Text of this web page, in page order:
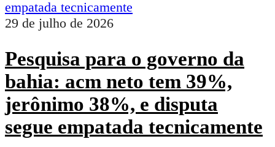
29 de julho de 2026
Pesquisa para o governo da
bahia: acm neto tem 39%,
jerônimo 38%, e disputa
segue empatada tecnicamente